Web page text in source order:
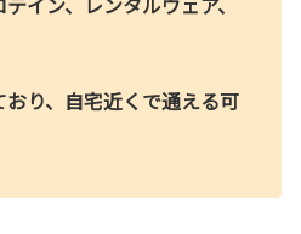
おり、自宅近くで通える可